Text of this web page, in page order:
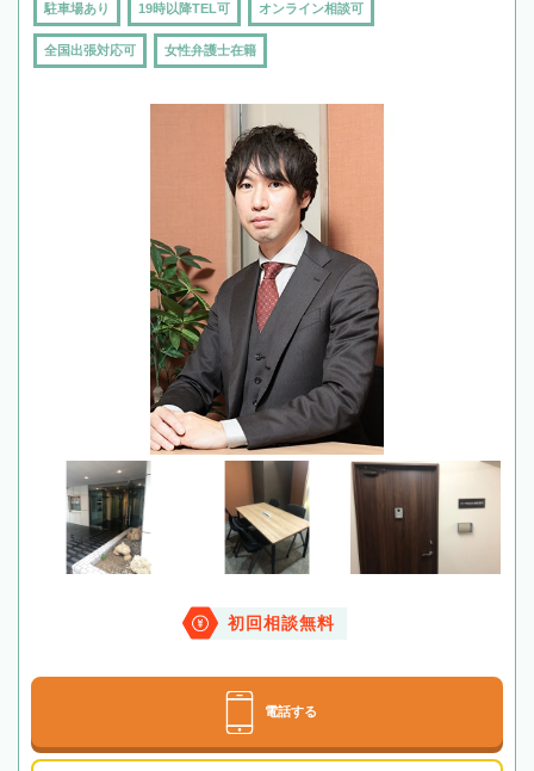
駐車場あり 19時以降TEL可 オンライン相談可
全国出張対応可 女性弁護士在籍
初回相談無料
電話する